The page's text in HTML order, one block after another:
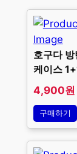
호구다
케이스
4,900원
구매하기